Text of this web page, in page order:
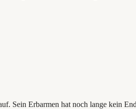
Sein Erbarmen hat noch lange kein